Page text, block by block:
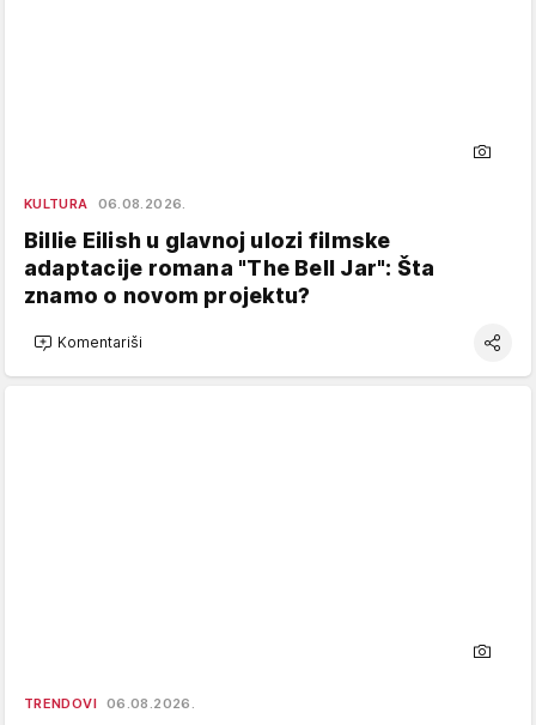
KULTURA 06.08.2026.
Billie Eilish u glavnoj ulozi filmske
adaptacije romana "The Bell Jar": Šta
znamo o novom projektu?
Komentariši
TRENDOVI 06.08.2026.